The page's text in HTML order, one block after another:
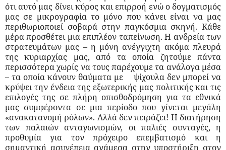
ότι αυτό μας δίνει κύρος και επιρροή ενώ ο δογματισμός
μας σε μικρογραφία το μόνο που κάνει είναι να μας
περιθωριοποιεί σοβαρά στην παγκόσμια σκηνή. Κάθε
μέρα προσθέτει μια επιπλέον ταπείνωση. Η ανδρεία των
στρατευμάτων μας – η μόνη ανέγγιχτη ακόμα πλευρά
της κυριαρχίας μας, από τα οποία ζητούμε πάντα
περισσότερα χωρίς να τους παρέχουμε τα ανάλογα μέσα
– τα οποία κάνουν θαύματα με
ψίχουλα δεν μπορεί να
κρύψει την ένδεια της εξωτερικής μας πολιτικής και τις
επιλογές της σε πλήρη οπισθοδρόμηση για τα εθνικά
μας συμφέροντα σε μια περίοδο που γίνεται μεγάλη
«ανακατανομή ρόλων». Αλλά δεν πειράζει! Η διατήρηση
των παλαιών ανταγωνισμών, οι παλιές συνταγές, η
προθυμία για τον πρόχειρο επεμβατισμό και η
σημαντική ασυνέπεια ανάμεσα στην υποστήριξη στον